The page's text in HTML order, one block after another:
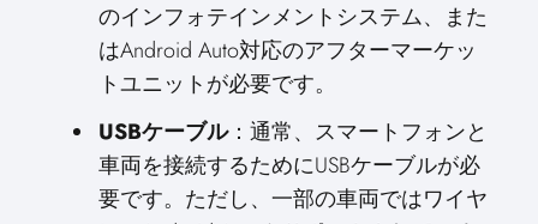
のインフォテインメントシステム、また
はAndroid Auto対応のアフターマーケッ
トユニットが必要です。
USBケーブル：通常、スマートフォンと
車両を接続するためにUSBケーブルが必
要です。ただし、一部の車両ではワイヤ